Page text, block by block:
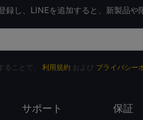
録し、LINEを追加すると、新製品や
ることで、 利用規約 および プライバシー
サポート 保証